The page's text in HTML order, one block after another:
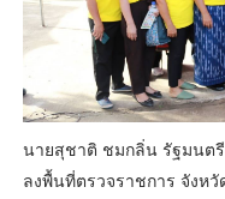
นายสุชาติ ชมกลิ่น รัฐมนตรี
ลงพื้นที่ตรวจราชการ จังห